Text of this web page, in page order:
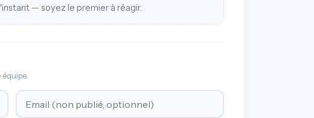
— soyez le premier à réagir.